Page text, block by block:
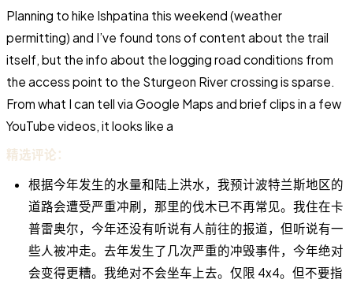
Planning to hike Ishpatina this weekend (weather
permitting) and I’ve found tons of content about the trail
itself, but the info about the logging road conditions from
the access point to the Sturgeon River crossing is sparse.
From what I can tell via Google Maps and brief clips in a few
YouTube videos, it looks like a
精选评论：
根据今年发生的水量和陆上洪水，我预计波特兰斯地区的
道路会遭受严重冲刷，那里的伐木已不再常见。我住在卡
普雷奥尔，今年还没有听说有人前往的报道，但听说有一
些人被冲走。去年发生了几次严重的冲毁事件，今年绝对
会变得更糟。我绝对不会坐车上去。仅限 4x4。但不要指